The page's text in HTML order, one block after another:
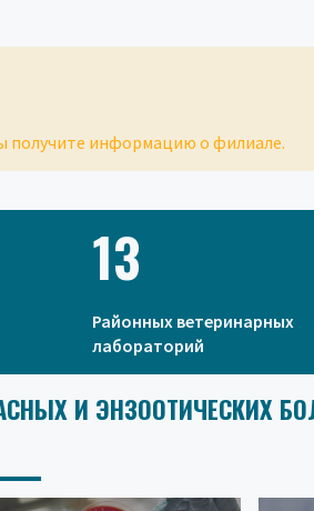
получите информацию о филиале.
13
Районных ветеринарных
лабораторий
И ЭНЗООТИЧЕСКИХ